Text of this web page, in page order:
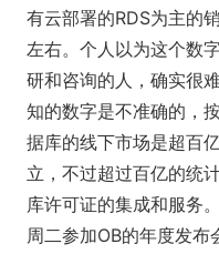
有云部署的RDS为主的
左右。个人以为这个数
研和咨询的人，确实很
知的数字是不准确的，
据库的线下市场是超百
立，不过超过百亿的统
库许可证的集成和服务。
周二参加OB的年度发布